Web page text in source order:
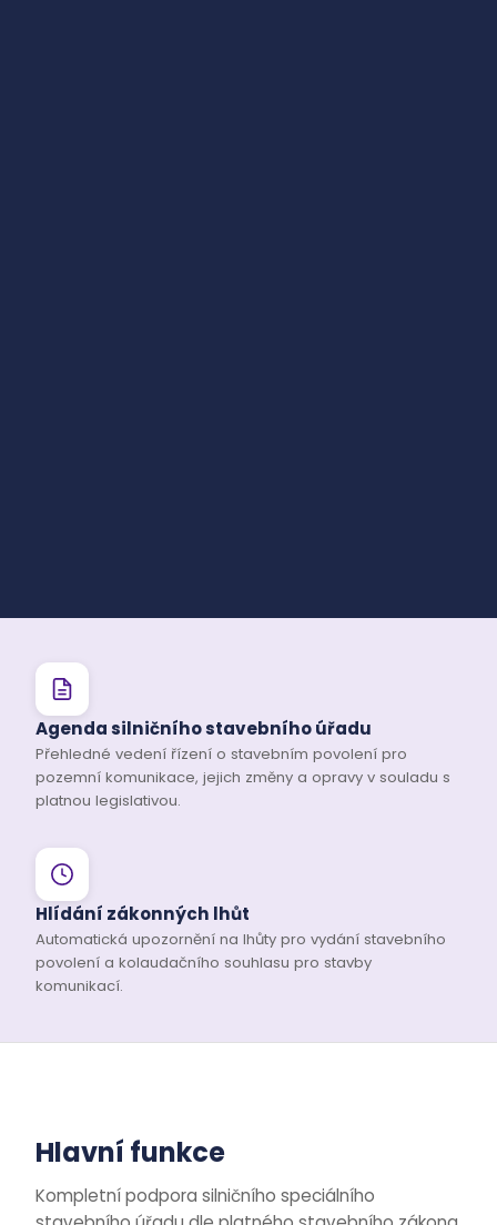
Agenda silničního stavebního úřadu
Přehledné vedení řízení o stavebním povolení pro
pozemní komunikace, jejich změny a opravy v souladu s
platnou legislativou.
Hlídání zákonných lhůt
Automatická upozornění na lhůty pro vydání stavebního
povolení a kolaudačního souhlasu pro stavby
komunikací.
Hlavní funkce
Kompletní podpora silničního speciálního